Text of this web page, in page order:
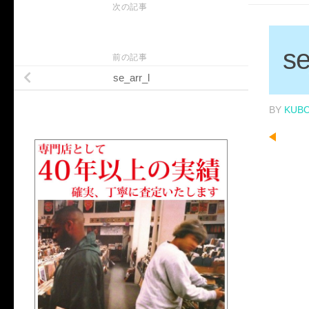
BY
次の記事
前の記事
se_arr_l